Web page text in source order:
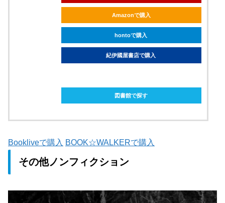
Amazonで購入
hontoで購入
紀伊國屋書店で購入
図書館で探す
Bookliveで購入 BOOK☆WALKERで購入
その他ノンフィクション